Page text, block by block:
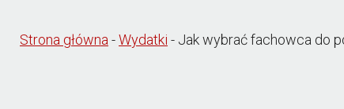
Strona główna-Wydatki - Jak wybrać fachowca do